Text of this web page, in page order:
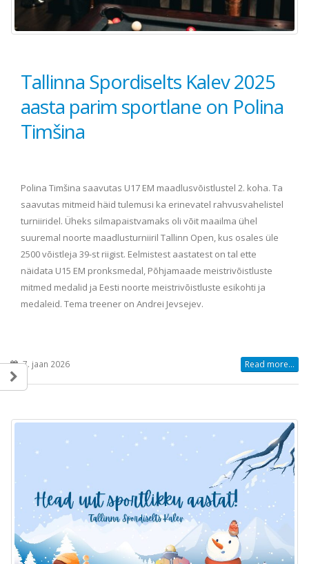
Tallinna Spordiselts Kalev 2025
aasta parim sportlane on Polina
Timšina
Polina Timšina saavutas U17 EM maadlusvõistlustel 2. koha. Ta
saavutas mitmeid häid tulemusi ka erinevatel rahvusvahelistel
turniiridel. Üheks silmapaistvamaks oli võit maailma ühel
suuremal noorte maadlusturniiril Tallinn Open, kus osales üle
2500 võistleja 39-st riigist. Eelmistest aastatest on tal ette
näidata U15 EM pronksmedal, Põhjamaade meistrivõistluste
mitmed medalid ja Eesti noorte meistrivõistluste esikohti ja
medaleid. Tema treener on Andrei Jevsejev.
7. jaan 2026 Read more...